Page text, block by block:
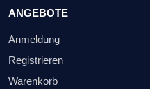
ANGEBOTE
Anmeldung
Registrieren
Warenkorb